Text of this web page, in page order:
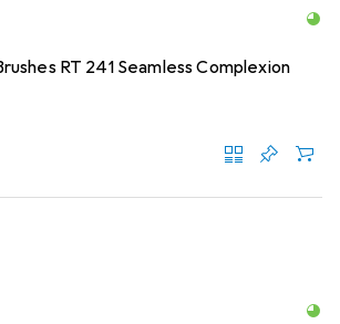
RT 241 Seamless Complexion